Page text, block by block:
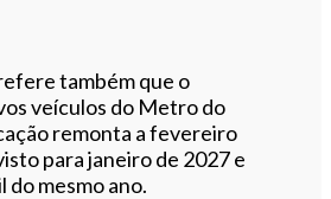
também que o
veículos do Metro do
remonta a fevereiro
para janeiro de 2027 e
mesmo ano.